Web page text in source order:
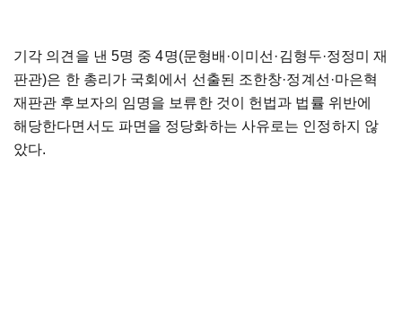
기각 의견을 낸 5명 중 4명(문형배·이미선·김형두·정정미 재
판관)은 한 총리가 국회에서 선출된 조한창·정계선·마은혁
재판관 후보자의 임명을 보류한 것이 헌법과 법률 위반에
해당한다면서도 파면을 정당화하는 사유로는 인정하지 않
았다.